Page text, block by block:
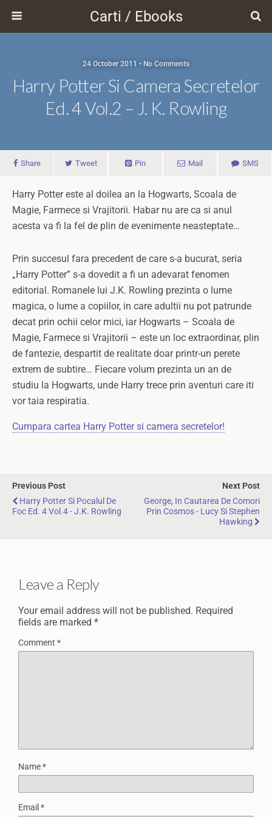
Carti / Ebooks
24 October 2011 • No Comments
Harry Potter Si Camera Secretelor
Ed. 4 Vol.2 – J. K. Rowling
Share Tweet Pin Mail SMS
Harry Potter este al doilea an la Hogwarts, Scoala de
Magie, Farmece si Vrajitorii. Habar nu are ca si anul
acesta va fi la fel de plin de evenimente neasteptate…
Prin succesul fara precedent de care s-a bucurat, seria
„Harry Potter” s-a dovedit a fi un adevarat fenomen
editorial. Romanele lui J.K. Rowling prezinta o lume
magica, o lume a copiilor, in care adultii nu pot patrunde
decat prin ochii celor mici, iar Hogwarts – Scoala de
Magie, Farmece si Vrajitorii – este un loc extraordinar, plin
de fantezie, despartit de realitate doar printr-un perete
extrem de subtire… Fiecare volum prezinta un an de
studiu la Hogwarts, unde Harry trece prin aventuri care iti
vor taia respiratia.
Cumpara cartea Harry Potter si camera secretelor!
Previous Post
Harry Potter Si Pocalul De
Foc Ed. 4 Vol.4 - J.K. Rowling
Next Post
George, In Cautarea De Comori
Prin Cosmos - Lucy Si Stephen
Hawking
Leave a Reply
Your email address will not be published. Required
fields are marked *
Comment *
Name*
Email *